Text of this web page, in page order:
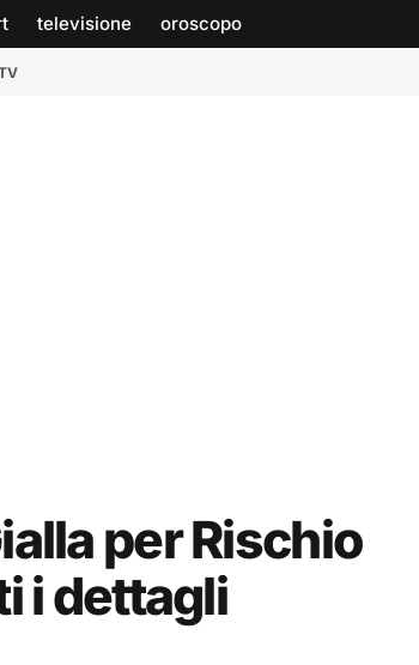
televisione oroscopo
per Rischio
i dettagli